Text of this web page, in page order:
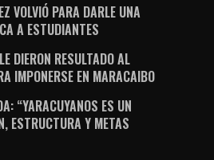
VOLVIÓ PARA DARLE UNA
A ESTUDIANTES
DIERON RESULTADO AL
IMPONERSE EN MARACAIBO
“YARACUYANOS ES UN
ESTRUCTURA Y METAS